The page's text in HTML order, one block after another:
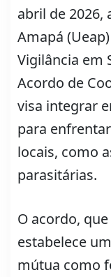
abril de 2026,
Amapá
Vigilância em
Acordo de
visa integrar
para
locais, como
parasitárias.
O acordo,
estabelece
mútua como